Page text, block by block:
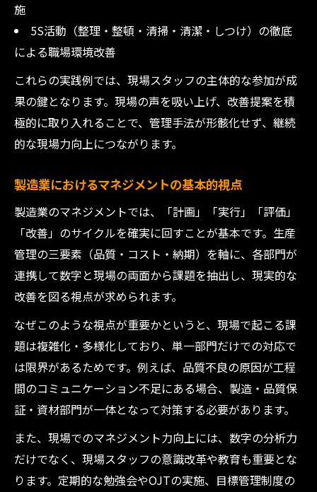
製造業の在庫管理で失敗しないポイント
施
5S活動（整理・整頓・清掃・清潔・しつけ）の徹底
による職場環境改善
これらの実践例では、現場スタッフの主体的な参加が成
果の鍵となります。現場の声を吸い上げ、改善提案を積
極的に取り入れることで、管理手法が形骸化せず、継続
的な現場力向上につながります。
製造業におけるマネジメントの基本的視点
製造業のマネジメントでは、「計画」「実行」「評価」
「改善」のサイクルを確実に回すことが基本です。生産
管理の三要素（品質・コスト・納期）を軸に、各部門が
連携して数字と現場の両面から課題を抽出し、現実的な
改善を図る視点が求められます。
なぜこのような視点が重要かというと、現場で起こる課
題は複雑化・多様化しており、単一部門だけでの対応で
は限界があるためです。例えば、品質不良の原因が工程
間のコミュニケーション不足にある場合、製造・品質保
証・資材部門が一体となって対策する必要があります。
また、現場でのマネジメント力向上には、数字の分析力
だけでなく、現場スタッフの意識改革や教育も重要とな
ります。定期的な勉強会やOJTの実施、目標管理制度の